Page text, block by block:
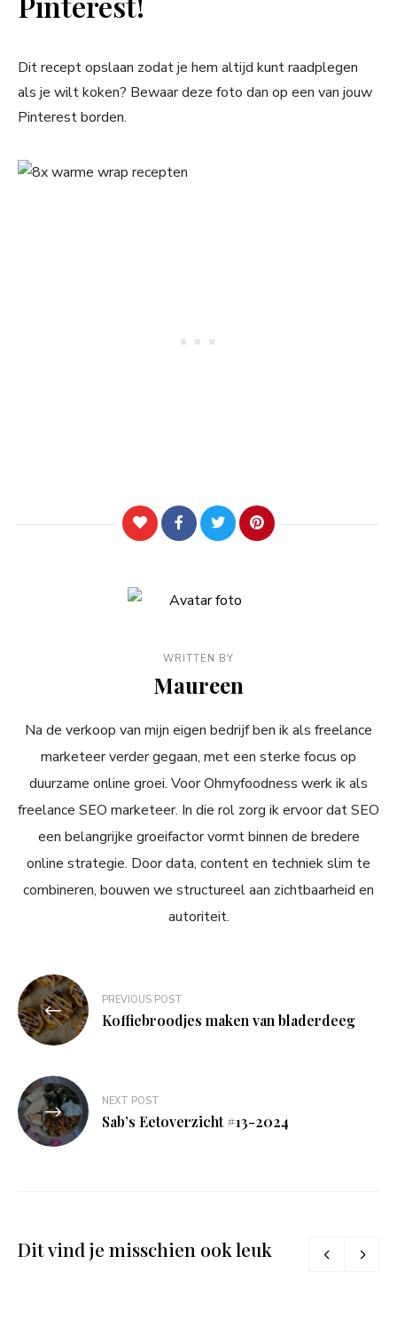
Dit recept opslaan zodat je hem altijd kunt raadplegen
als je wilt koken? Bewaar deze foto dan op een van jouw
Pinterest borden.
WRITTEN BY
Maureen
Na de verkoop van mijn eigen bedrijf ben ik als freelance
marketeer verder gegaan, met een sterke focus op
duurzame online groei. Voor Ohmyfoodness werk ik als
freelance SEO marketeer. In die rol zorg ik ervoor dat SEO
een belangrijke groeifactor vormt binnen de bredere
online strategie. Door data, content en techniek slim te
combineren, bouwen we structureel aan zichtbaarheid en
autoriteit.
Bericht
navigatie
PREVIOUS POST
Koffiebroodjes maken van bladerdeeg
NEXT POST
Sab’s Eetoverzicht #13-2024
Dit vind je misschien ook leuk